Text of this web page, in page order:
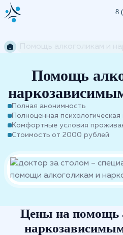
8
Помощь
Полная анонимность
Полноценная
Комфортные условия
Стоимость от 2000 рублей
Цены на помощь